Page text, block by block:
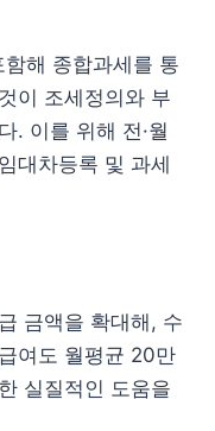
해 종합과세를 통
이 조세정의와 부
. 이를 위해 전·월
대차등록 및 과세
금액을 확대해, 수
여도 월평균 20만
실질적인 도움을